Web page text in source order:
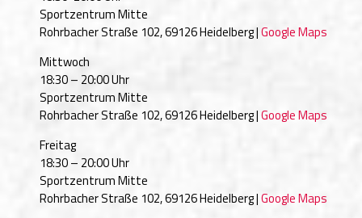
Sportzentrum Mitte
Rohrbacher Straße 102, 69126 Heidelberg |Google Maps
Mittwoch
18:30 – 20:00 Uhr
Sportzentrum Mitte
Rohrbacher Straße 102, 69126 Heidelberg |Google Maps
Freitag
18:30 – 20:00 Uhr
Sportzentrum Mitte
Rohrbacher Straße 102, 69126 Heidelberg |Google Maps